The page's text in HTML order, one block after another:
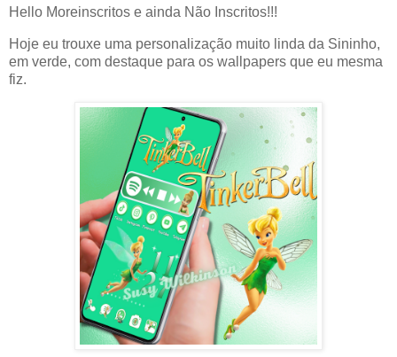
Hello Moreinscritos e ainda Não Inscritos!!!
Hoje eu trouxe uma personalização muito linda da Sininho,
em verde, com destaque para os wallpapers que eu mesma
fiz.